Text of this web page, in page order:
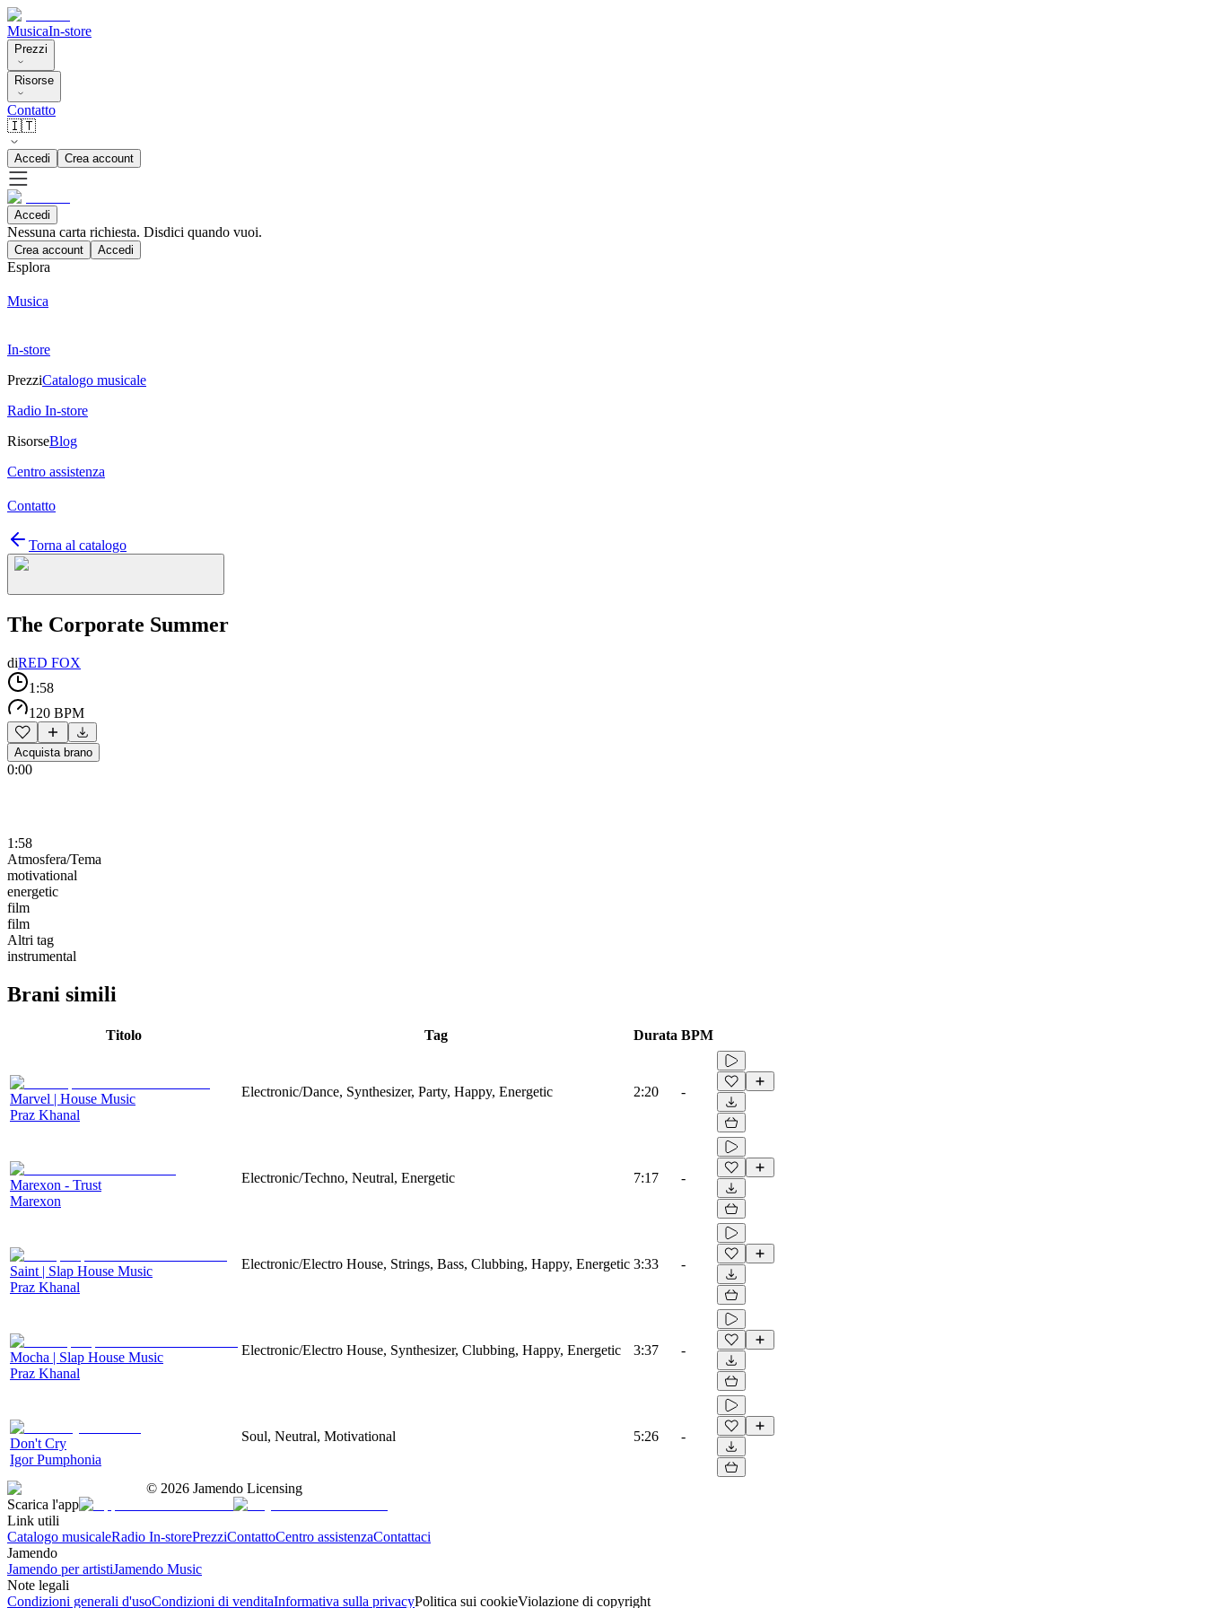
MusicaIn-store
Prezzi
Risorse
Contatto
🇮🇹
Accedi Crea account
Accedi
Nessuna carta richiesta. Disdici quando vuoi.
Crea account Accedi
Esplora
Musica
In-store
PrezziCatalogo musicale
Radio In-store
RisorseBlog
Centro assistenza
Contatto
Torna al catalogo
The Corporate Summer
diRED FOX
1:58
120 BPM
Acquista brano
0:00
1:58
Atmosfera/Tema
motivational
energetic
film
film
Altri tag
instrumental
Brani simili
Titolo Tag Durata BPM
Marvel | House Music
Praz Khanal
Electronic/Dance, Synthesizer, Party, Happy, Energetic 2:20 -
Marexon - Trust
Marexon
Electronic/Techno, Neutral, Energetic 7:17 -
Saint | Slap House Music
Praz Khanal
Electronic/Electro House, Strings, Bass, Clubbing, Happy, Energetic 3:33 -
Mocha | Slap House Music
Praz Khanal
Electronic/Electro House, Synthesizer, Clubbing, Happy, Energetic 3:37 -
Don't Cry
Igor Pumphonia
Soul, Neutral, Motivational 5:26 -
© 2026 Jamendo Licensing
Scarica l'app
Link utili
Catalogo musicaleRadio In-storePrezziContattoCentro assistenzaContattaci
Jamendo
Jamendo per artistiJamendo Music
Note legali
Condizioni generali d'usoCondizioni di venditaInformativa sulla privacyPolitica sui cookieViolazione di copyright